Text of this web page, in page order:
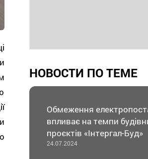
НОВОСТИ ПО ТЕМЕ
Обмеження
впливає на темпи
проєктів «Інтергал-Буд»
24.07.2024